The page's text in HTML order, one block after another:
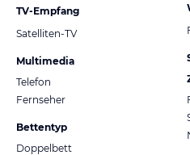
TV-Empfang
Satelliten-TV
Multimedia
Telefon
Fernseher
Bettentyp
Doppelbett